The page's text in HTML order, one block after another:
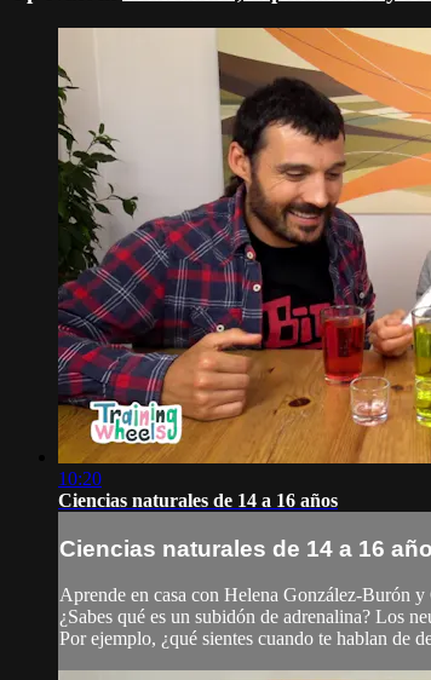
10:20
Ciencias naturales de 14 a 16 años
Ciencias naturales de 14 a 16
Aprende en casa con Helena González-Burón
¿Sabes qué es un subidón de adrenalina? Los
Por ejemplo, ¿qué sientes cuando te hablan de